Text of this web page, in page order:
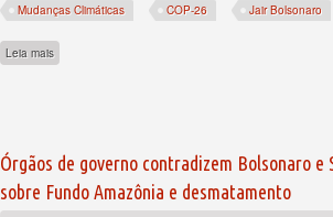
Mudanças Climáticas COP-26 Jair Bolsonaro
Leia mais sobre Esvaziamento da COP-26 é ruim para o Brasil,
Órgãos de governo contradizem Bolsonaro e
sobre Fundo Amazônia e desmatamento